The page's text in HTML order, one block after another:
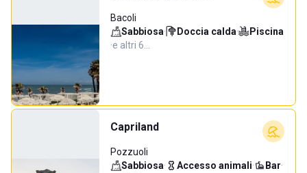
Bacoli
Sabbiosa· Doccia calda·
Piscina
·e altri 6…
Capriland
Pozzuoli
Sabbiosa· Accesso animali· Bar·